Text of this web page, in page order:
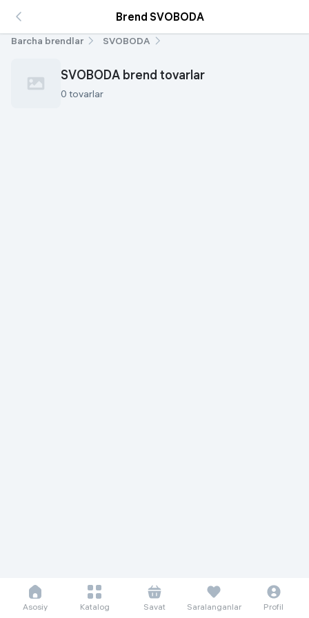
Brend SVOBODA
Barcha brendlar SVOBODA
SVOBODA brend tovarlar
0 tovarlar
Asosiy Katalog Savat Saralanganlar Profil